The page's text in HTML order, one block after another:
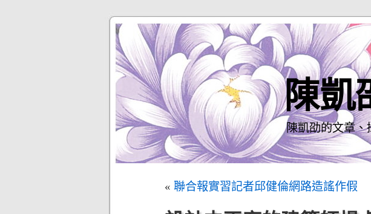
陳凱
陳凱劭的文章、
« 聯合報實習記者邱健倫網路造謠作假